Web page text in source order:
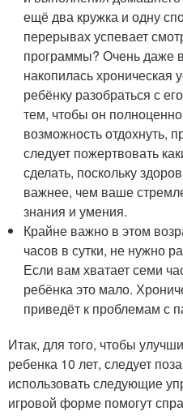
ещё два кружка и одну
перерывах успевает
программы? Очень даже
накопилась хроническая
ребёнку разобраться с
тем, чтобы он
возможность отдохнуть,
следует пожертвовать
сделать, поскольку
важнее, чем ваше
знания и умения.
Крайне важно в этом
часов в сутки, не нужно
Если вам хватает семи
ребёнка это мало.
приведёт к проблемам с
Итак, для того, чтобы
ребенка 10 лет, следует
использовать следующие
игровой форме помогут